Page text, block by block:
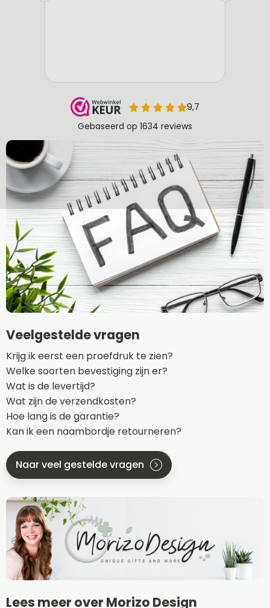
Veelgestelde vragen
Krijg ik eerst een proefdruk te zien?
Welke soorten bevestiging zijn er?
Wat is de levertijd?
Wat zijn de verzendkosten?
Hoe lang is de garantie?
Kan ik een naambordje retourneren?
Naar veel gestelde vragen
Lees meer over Morizo Design